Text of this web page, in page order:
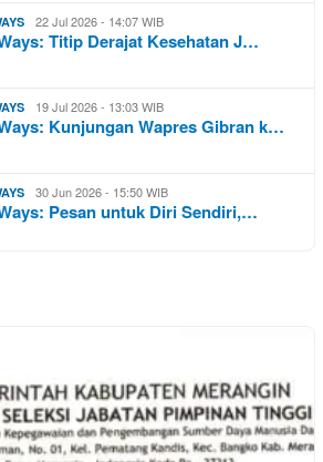
22 Jul 2026 - 14:07 WIB
Titip Derajat Kesehatan J…
19 Jul 2026 - 13:03 WIB
Kunjungan Wapres Gibran k…
30 Jun 2026 - 15:50 WIB
Pesan untuk Diri Sendiri,…